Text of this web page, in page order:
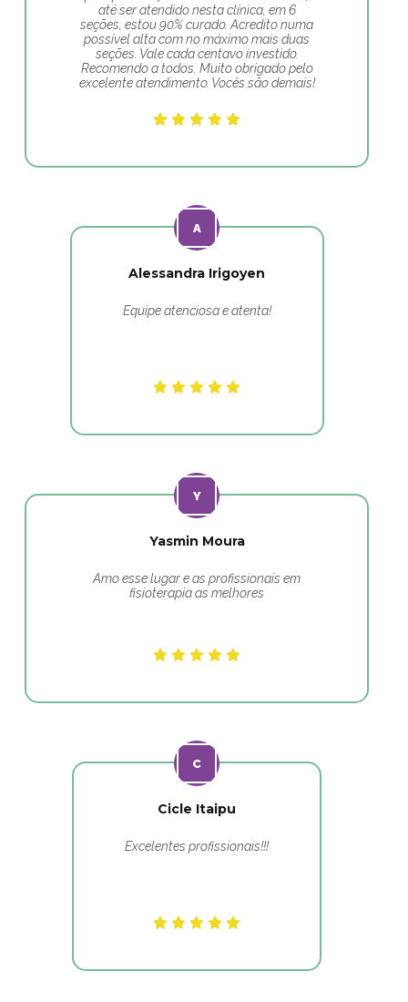
até ser atendido nesta clínica, em 6
seções, estou 90% curado. Acredito numa
possível alta com no máximo mais duas
seções. Vale cada centavo investido.
Recomendo a todos. Muito obrigado pelo
excelente atendimento. Vocês são demais!
Alessandra Irigoyen
Equipe atenciosa e atenta!
Yasmin Moura
Amo esse lugar e as profissionais em
fisioterapia as melhores
Cicle Itaipu
Excelentes profissionais!!!